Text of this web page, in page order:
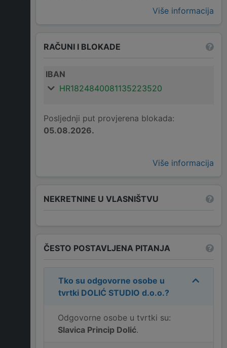
Više informacija
RAČUNI I BLOKADE
IBAN
HR1824840081135223520
Posljednji put provjerena blokada:
05.08.2026.
Više informacija
NEKRETNINE U VLASNIŠTVU
ČESTO POSTAVLJENA PITANJA
Tko su odgovorne osobe u
tvrtki DOLIĆ STUDIO d.o.o.?
Odgovorne osobe u tvrtki su:
Slavica Princip Dolić.